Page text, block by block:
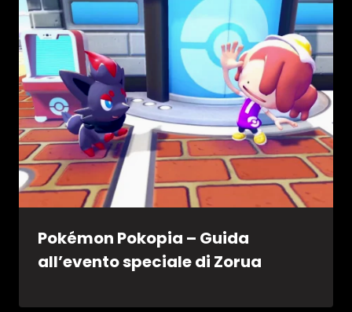
Pokémon Pokopia – Guida
all’evento speciale di Zorua